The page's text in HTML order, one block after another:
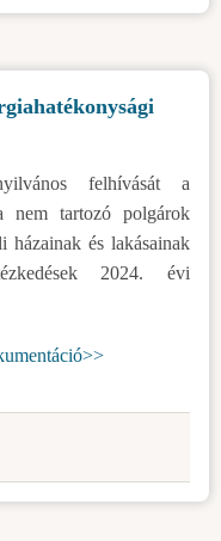
felhívását a
nem tartozó polgárok
házainak és lakásainak
2024. évi